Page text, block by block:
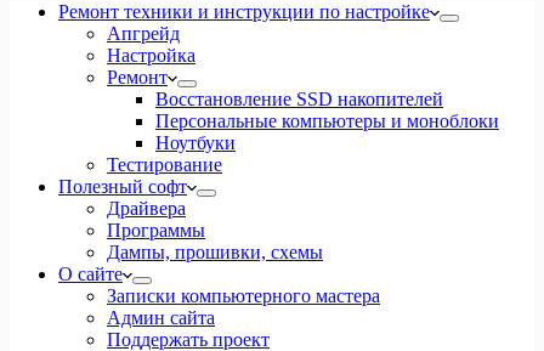
Ремонт техники и инструкции по настройке
Апгрейд
Настройка
Ремонт
Восстановление SSD накопителей
Персональные компьютеры и моноблоки
Ноутбуки
Тестирование
Полезный софт
Драйвера
Программы
Дампы, прошивки, схемы
О сайте
Записки компьютерного мастера
Админ сайта
Поддержать проект